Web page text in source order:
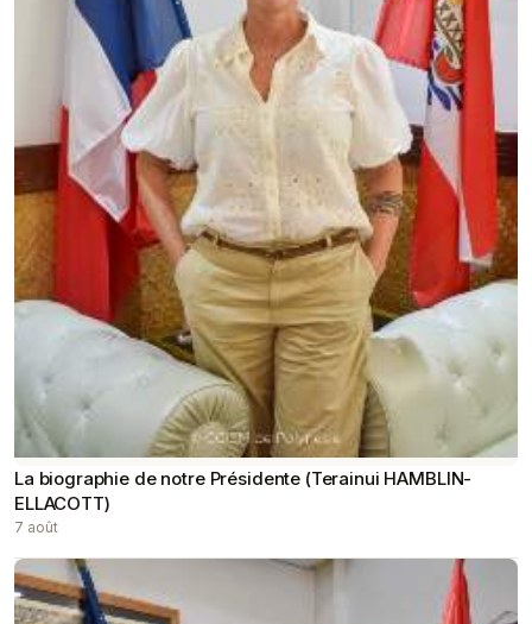
La biographie de notre Présidente (Terainui HAMBLIN-
ELLACOTT)
7 août